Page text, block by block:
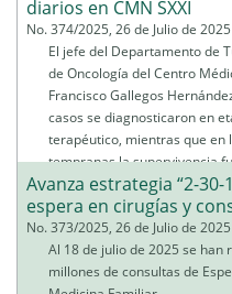
diarios en CMN SXXI
No. 374/2025, 26 de Julio de 2025
El jefe del Departamento de
de Oncología del Centro
Francisco Gallegos
casos se diagnosticaron en
terapéutico, mientras que en
tempranas la supervivencia
Avanza estrategia “2-
espera en cirugías y
No. 373/2025, 26 de Julio de 2025
Al 18 de julio de 2025 se han
millones de consultas de